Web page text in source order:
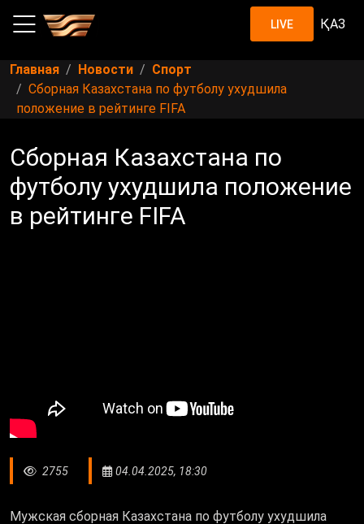
LIVE ҚАЗ
Главная Новости
Спорт
Сборная Казахстана по футболу ухудшила
положение в рейтинге FIFA
Сборная Казахстана по
футболу ухудшила положение
в рейтинге FIFA
2755 04.04.2025, 18:30
Мужская сборная Казахстана по футболу ухудшила